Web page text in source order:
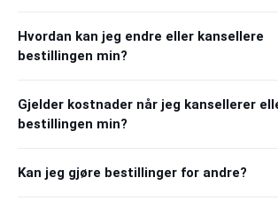
Hvordan kan jeg endre eller kansellere
bestillingen min?
Gjelder kostnader når jeg kansellerer
bestillingen min?
Kan jeg gjøre bestillinger for andre?